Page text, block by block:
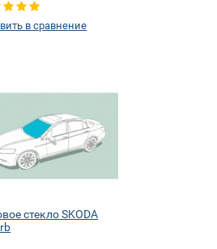
крепления
+ шелкографии +
в сравнение
стекло SKODA